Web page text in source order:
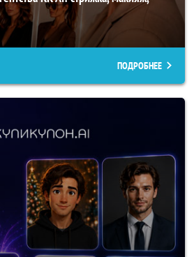
ПОДРОБНЕЕ